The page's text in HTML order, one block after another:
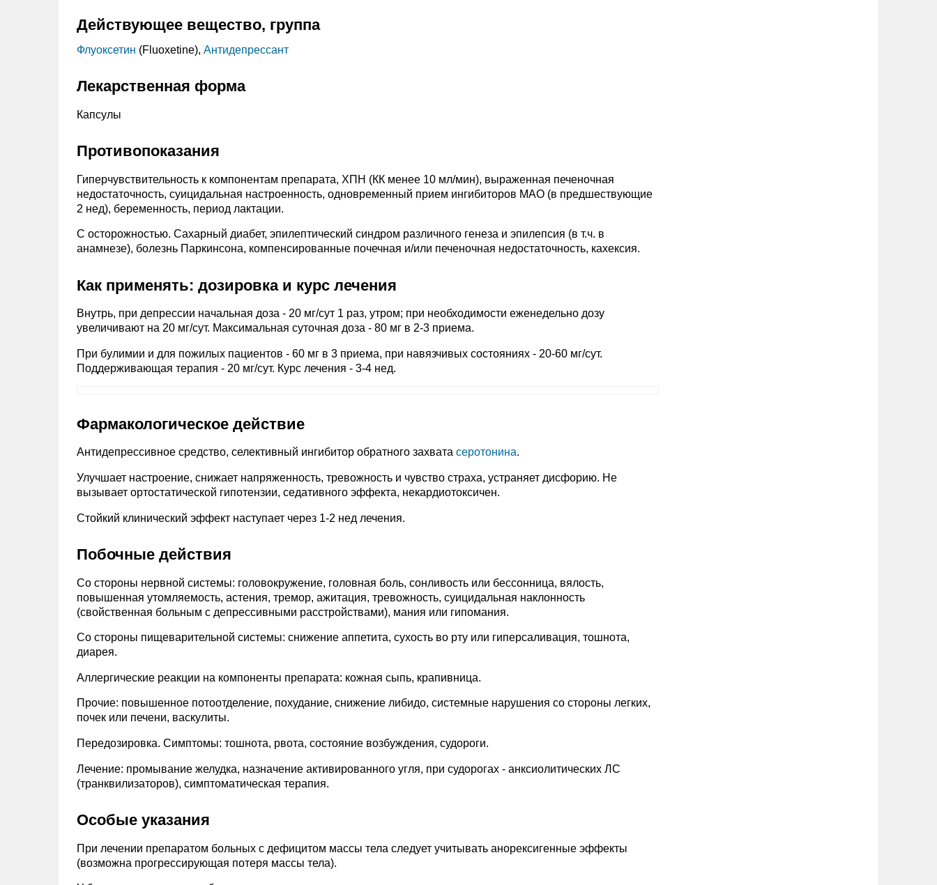
Действующее вещество, группа
Флуоксетин (Fluoxetine), Антидепрессант
Лекарственная форма
Капсулы
Противопоказания
Гиперчувствительность к компонентам препарата, ХПН (КК менее 10 мл/мин), выраженная печеночная
недостаточность, суицидальная настроенность, одновременный прием ингибиторов МАО (в предшествующие
2 нед), беременность, период лактации.
C осторожностью. Сахарный диабет, эпилептический синдром различного генеза и эпилепсия (в т.ч. в
анамнезе), болезнь Паркинсона, компенсированные почечная и/или печеночная недостаточность, кахексия.
Как применять: дозировка и курс лечения
Внутрь, при депрессии начальная доза - 20 мг/сут 1 раз, утром; при необходимости еженедельно дозу
увеличивают на 20 мг/сут. Максимальная суточная доза - 80 мг в 2-3 приема.
При булимии и для пожилых пациентов - 60 мг в 3 приема, при навязчивых состояниях - 20-60 мг/сут.
Поддерживающая терапия - 20 мг/сут. Курс лечения - 3-4 нед.
Фармакологическое действие
Антидепрессивное средство, селективный ингибитор обратного захвата серотонина.
Улучшает настроение, снижает напряженность, тревожность и чувство страха, устраняет дисфорию. Не
вызывает ортостатической гипотензии, седативного эффекта, некардиотоксичен.
Стойкий клинический эффект наступает через 1-2 нед лечения.
Побочные действия
Со стороны нервной системы: головокружение, головная боль, сонливость или бессонница, вялость,
повышенная утомляемость, астения, тремор, ажитация, тревожность, суицидальная наклонность
(свойственная больным с депрессивными расстройствами), мания или гипомания.
Со стороны пищеварительной системы: снижение аппетита, сухость во рту или гиперсаливация, тошнота,
диарея.
Аллергические реакции на компоненты препарата: кожная сыпь, крапивница.
Прочие: повышенное потоотделение, похудание, снижение либидо, системные нарушения со стороны легких,
почек или печени, васкулиты.
Передозировка. Симптомы: тошнота, рвота, состояние возбуждения, судороги.
Лечение: промывание желудка, назначение активированного угля, при судорогах - анксиолитических ЛС
(транквилизаторов), симптоматическая терапия.
Особые указания
При лечении препаратом больных с дефицитом массы тела следует учитывать анорексигенные эффекты
(возможна прогрессирующая потеря массы тела).